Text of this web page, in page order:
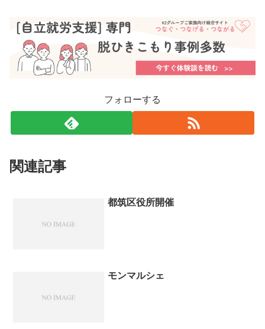
フォローする
関連記事
都筑区役所開催
モンマルシェ